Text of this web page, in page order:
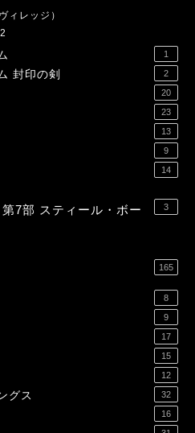
ィレッジ）
1
封印の剣 2
20
23
13
9
14
7部 スティール・ボー
3
165
8
9
17
15
12
グス 32
16